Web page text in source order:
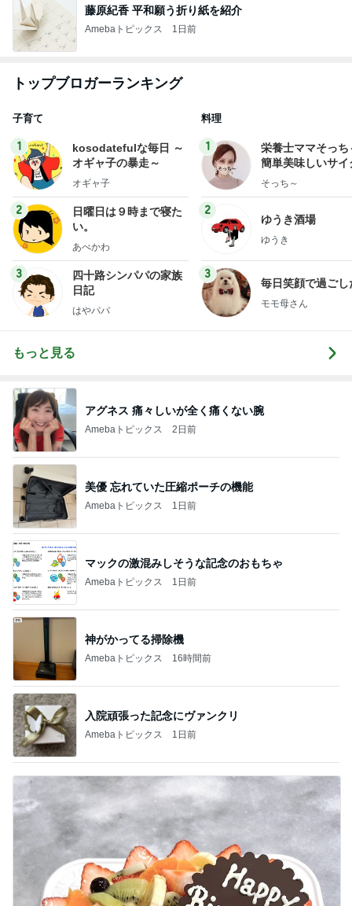
藤原紀香 平和願う折り紙を紹介
Amebaトピックス 1日前
トップブロガーランキング
子育て
1
kosodatefulな毎日 ～
オギャ子の暴走～
オギャ子
2
日曜日は９時まで寝た
い。
あべかわ
3
四十路シンパパの家族
日記
はやパパ
料理
1
栄養士ママそっち
簡単美味しいサイ
献立
そっち～
2
ゆうき酒場
ゆうき
3
毎日笑顔で過ごし
モモ母さん
もっと見る
アグネス 痛々しいが全く痛くない腕
Amebaトピックス 2日前
美優 忘れていた圧縮ポーチの機能
Amebaトピックス 1日前
マックの激混みしそうな記念のおもちゃ
Amebaトピックス 1日前
神がかってる掃除機
Amebaトピックス 16時間前
入院頑張った記念にヴァンクリ
Amebaトピックス 1日前